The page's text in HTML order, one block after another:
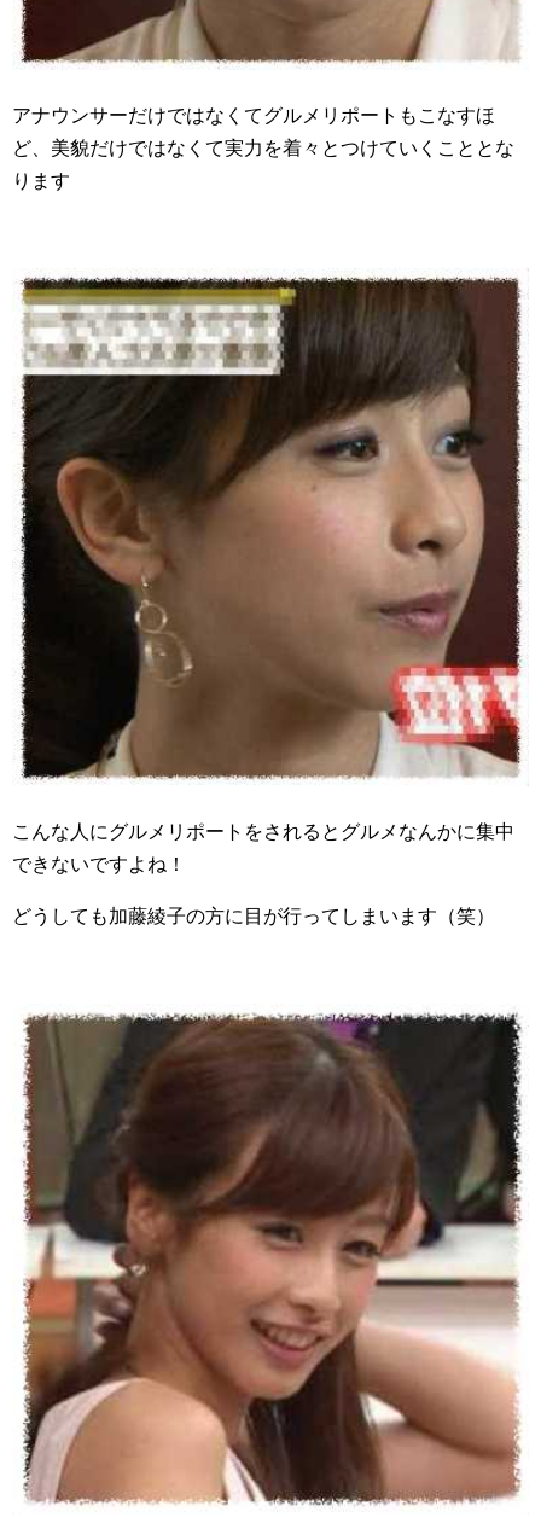
アナウンサーだけではなくてグルメリポートもこなすほ
ど、美貌だけではなくて実力を着々とつけていくこととな
ります
こんな人にグルメリポートをされるとグルメなんかに集中
できないですよね！
どうしても加藤綾子の方に目が行ってしまいます（笑）